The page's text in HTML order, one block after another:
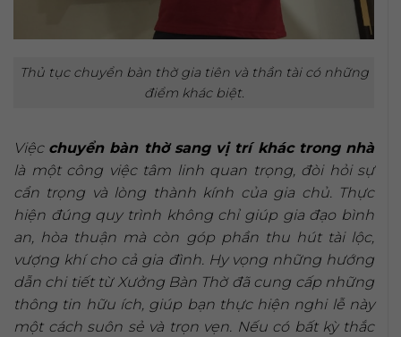
Thủ tục chuyển bàn thờ gia tiên và thần tài có những
điểm khác biệt.
Việc chuyển bàn thờ sang vị trí khác trong nhà
là một công việc tâm linh quan trọng, đòi hỏi sự
cẩn trọng và lòng thành kính của gia chủ. Thực
hiện đúng quy trình không chỉ giúp gia đạo bình
an, hòa thuận mà còn góp phần thu hút tài lộc,
vượng khí cho cả gia đình. Hy vọng những hướng
dẫn chi tiết từ Xưởng Bàn Thờ đã cung cấp những
thông tin hữu ích, giúp bạn thực hiện nghi lễ này
một cách suôn sẻ và trọn vẹn. Nếu có bất kỳ thắc